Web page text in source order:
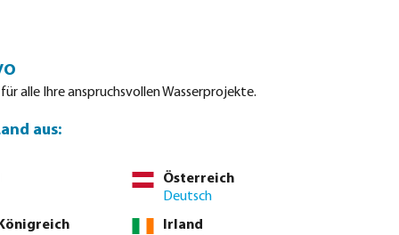
Waterpoints Service
Sie direkt über dievollständige Produkttabelle
alle Ihre anspruchsvollen Wasserprojekte.
aus:
Österreich
Deutsch
Irland